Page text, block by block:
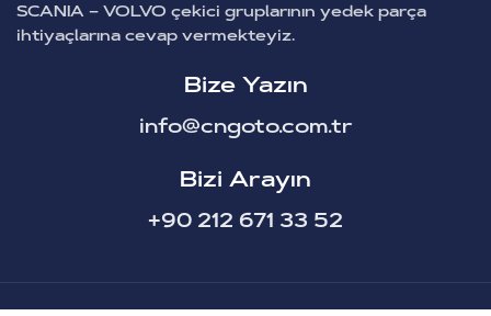
SCANIA – VOLVO çekici gruplarının yedek parça
ihtiyaçlarına cevap vermekteyiz.
Bize Yazın
info@cngoto.com.tr
Bizi Arayın
+90 212 671 33 52